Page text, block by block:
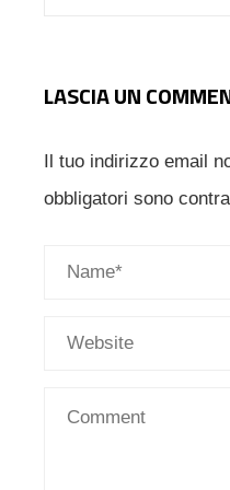
LASCIA UN
Il tuo indirizzo email
obbligatori sono